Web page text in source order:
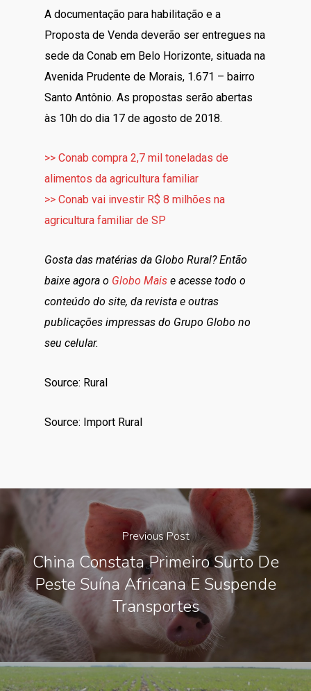
A documentação para habilitação e a
Proposta de Venda deverão ser entregues na
sede da Conab em Belo Horizonte, situada na
Avenida Prudente de Morais, 1.671 – bairro
Santo Antônio. As propostas serão abertas
às 10h do dia 17 de agosto de 2018.
>> Conab compra 2,7 mil toneladas de
alimentos da agricultura familiar
>> Conab vai investir R$ 8 milhões na
agricultura familiar de SP
Gosta das matérias da Globo Rural? Então
baixe agora o Globo Mais e acesse todo o
conteúdo do site, da revista e outras
publicações impressas do Grupo Globo no
seu celular.
Source: Rural
Source: Import Rural
Previous Post
China Constata Primeiro Surto De
Peste Suína Africana E Suspende
Transportes